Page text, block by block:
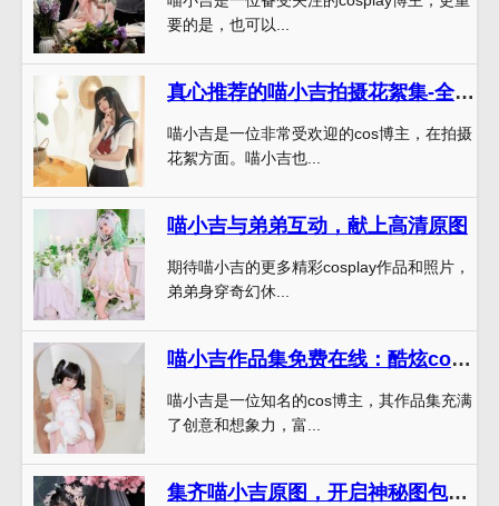
要的是，也可以...
真心推荐的喵小吉拍摄花絮集-全网独家原图分享
喵小吉是一位非常受欢迎的cos博主，在拍摄
花絮方面。喵小吉也...
喵小吉与弟弟互动，献上高清原图
期待喵小吉的更多精彩cosplay作品和照片，
弟弟身穿奇幻休...
喵小吉作品集免费在线：酷炫cosplay图包免费领取
喵小吉是一位知名的cos博主，其作品集充满
了创意和想象力，富...
集齐喵小吉原图，开启神秘图包之旅